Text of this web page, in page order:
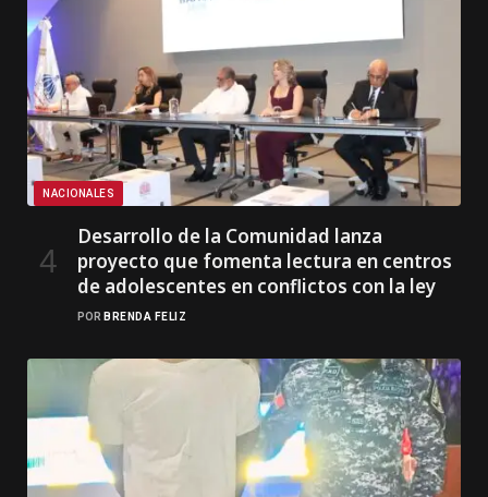
NACIONALES
Desarrollo de la Comunidad lanza
proyecto que fomenta lectura en centros
de adolescentes en conflictos con la ley
POR BRENDA FELIZ